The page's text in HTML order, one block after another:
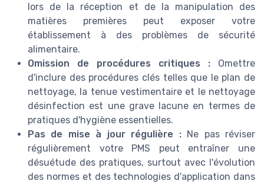
lors de la réception et de la manipulation des
matières premières peut exposer votre
établissement à des problèmes de sécurité
alimentaire.
Omission de procédures critiques : Omettre
d'inclure des procédures clés telles que le plan de
nettoyage, la tenue vestimentaire et le nettoyage
désinfection est une grave lacune en termes de
pratiques d'hygiène essentielles.
Pas de mise à jour régulière :Ne pas réviser
régulièrement votre PMS peut entraîner une
désuétude des pratiques, surtout avec l'évolution
des normes et des technologies d'application dans